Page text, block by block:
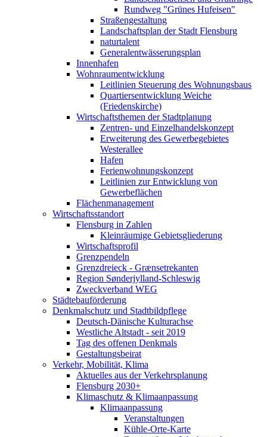
Rundweg "Grünes Hufeisen"
Straßengestaltung
Landschaftsplan der Stadt Flensburg
naturtalent
Generalentwässerungsplan
Innenhafen
Wohnraumentwicklung
Leitlinien Steuerung des Wohnungsbaus
Quartiersentwicklung Weiche
(Friedenskirche)
Wirtschaftsthemen der Stadtplanung
Zentren- und Einzelhandelskonzept
Erweiterung des Gewerbegebietes
Westerallee
Hafen
Ferienwohnungskonzept
Leitlinien zur Entwicklung von
Gewerbeflächen
Flächenmanagement
Wirtschaftsstandort
Flensburg in Zahlen
Kleinräumige Gebietsgliederung
Wirtschaftsprofil
Grenzpendeln
Grenzdreieck - Grænsetrekanten
Region Sønderjylland-Schleswig
Zweckverband WEG
Städtebauförderung
Denkmalschutz und Stadtbildpflege
Deutsch-Dänische Kulturachse
Westliche Altstadt - seit 2019
Tag des offenen Denkmals
Gestaltungsbeirat
Verkehr, Mobilität, Klima
Aktuelles aus der Verkehrsplanung
Flensburg 2030+
Klimaschutz & Klimaanpassung
Klimaanpassung
Veranstaltungen
Kühle-Orte-Karte